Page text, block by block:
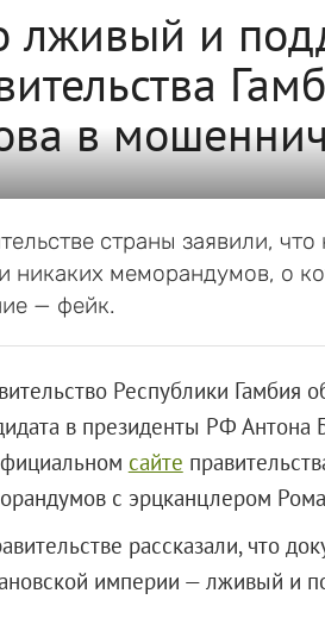
лживый и
в
страны заявили,
никаких меморандумов, о
— фейк.
Республики Гамбия
в президенты РФ Антона
сайте
с эрцканцлером
рассказали, что
империи — лживый и